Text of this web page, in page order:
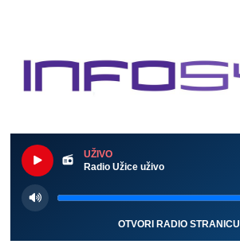
UŽIVO
Radio Užice uživo
OTVORI RADIO STRANICU